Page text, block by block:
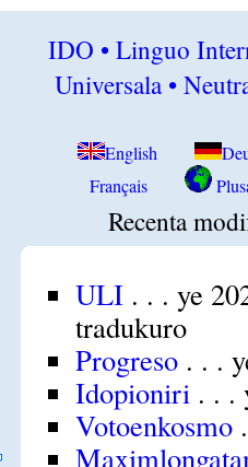
IDO • Linguo
Universala •
English
Français
Recenta
ULI. . . ye
tradukuro
Progreso. . .
Idopioniri. . .
Votoenkosmo.